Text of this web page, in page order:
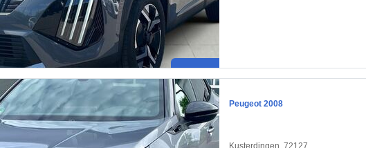
Peugeot 2008
Kusterdingen, 72127